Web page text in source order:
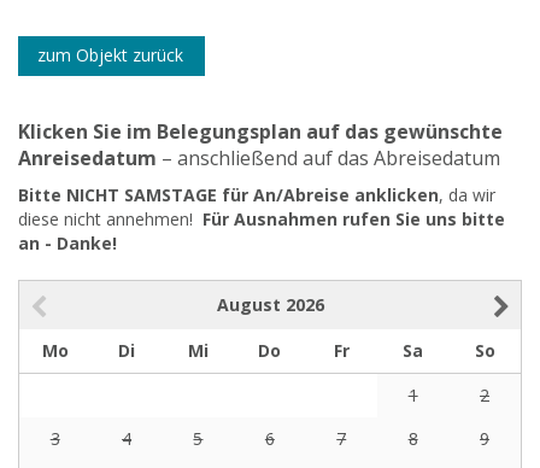
zum Objekt zurück
Klicken Sie im Belegungsplan auf das gewünschte
Anreisedatum – anschließend auf das Abreisedatum
Bitte NICHT SAMSTAGE für An/Abreise anklicken, da wir
diese nicht annehmen! Für Ausnahmen rufen Sie uns bitte
an - Danke!
August 2026
Mo
Di Mi Do Fr Sa
So
1
2
3
4 5 6 7 8
9